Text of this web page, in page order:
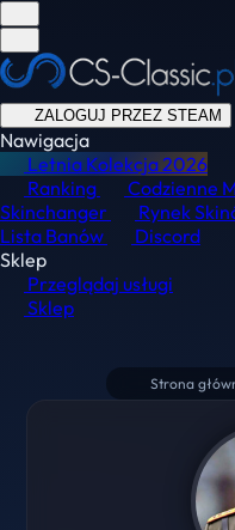
ZALOGUJ PRZEZ STEAM
Nawigacja
Letnia Kolekcja2026
Ranking
Codzienne
Skinchanger
Rynek
Lista Banów
Discord
Sklep
Przeglądaj usługi
Sklep
Strona